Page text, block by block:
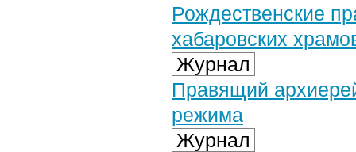
Рождественские
хабаровских
Журнал
Правящий
режима
Журнал